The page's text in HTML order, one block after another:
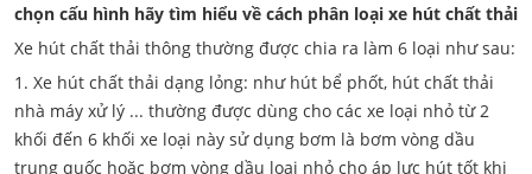
chọn cấu hình hãy tìm hiểu về cách phân loại xe hút chất thải
Xe hút chất thải thông thường được chia ra làm 6 loại như sau:
1. Xe hút chất thải dạng lỏng: như hút bể phốt, hút chất thải
nhà máy xử lý ... thường được dùng cho các xe loại nhỏ từ 2
khối đến 6 khối xe loại này sử dụng bơm là bơm vòng dầu
trung quốc hoặc bơm vòng dầu loại nhỏ cho áp lực hút tốt khi